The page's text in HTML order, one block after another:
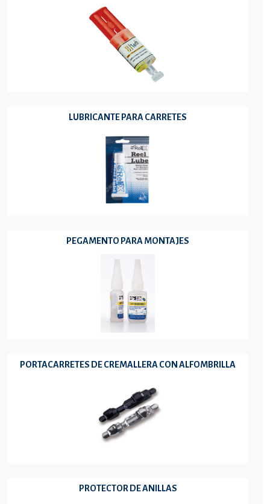
LUBRICANTE PARA CARRETES
PEGAMENTO PARA MONTAJES
PORTACARRETES DE CREMALLERA CON ALFOMBRILLA
PROTECTOR DE ANILLAS